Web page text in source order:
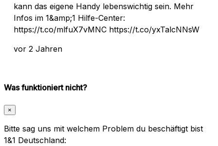
kann das eigene Handy lebenswichtig sein. Mehr
Infos im 1&amp;1 Hilfe-Center:
https://t.co/mlfuX7vMNC https://t.co/yxTalcNNsW
vor 2 Jahren
Was funktioniert nicht?
×
Bitte sag uns mit welchem Problem du beschäftigt bist
1&1 Deutschland: